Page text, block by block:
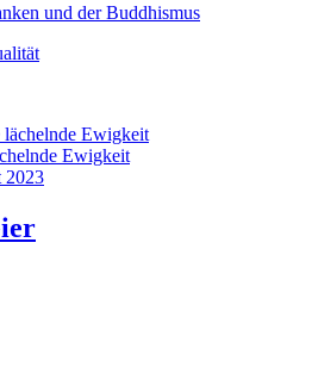
und der Buddhismus
Ewigkeit
2023